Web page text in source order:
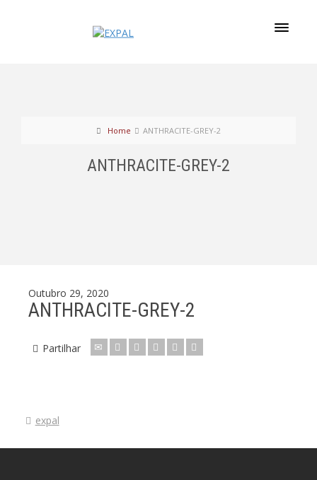
Home ANTHRACITE-GREY-2
ANTHRACITE-GREY-2
Outubro 29, 2020
ANTHRACITE-GREY-2
Partilhar
expal